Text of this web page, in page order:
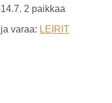
2 paikkaa
varaa: LEIRIT